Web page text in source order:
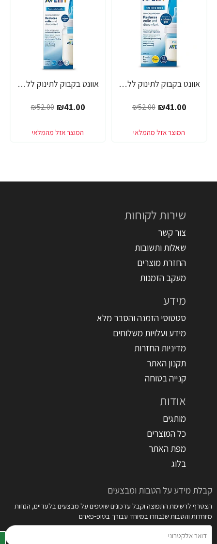
-21% אוונט בקבוק לתינוק ללא טבעת 125 מ"ל (0 חודש+) 1 יחידה - מבית Philips Avent
₪41.00
₪52.00
-21% אוונט בקבוק לתינוק ללא טבעת 260 מ"ל (1 חודש+) 1 יחידה - מבית Philips Avent
₪41.00
₪52.00
שירות לקוחות
צור קשר
שאלות ותשובות
החזרת מוצרים
מעקב הזמנות
מידע
סטטוסי הזמנה והסבר מלא
מידע ועלויות משלוחים
מדיניות החזרות
תקנון האתר
קנייה בטוחה
אודות
מותגים
כל המוצרים
מפת האתר
בלוג
קבלת מידע על הטבות ומבצעים
הצטרף לרשימת התפוצה וקבל עדכונים שוטפים על מבצעים בלעדיים, הנחות
מיוחדות והטבות שנבחרו במיוחד עבורך בטופ-פארם
אלקטרוני